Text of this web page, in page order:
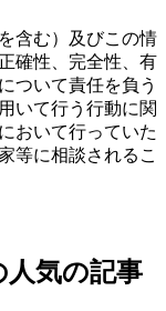
含む）及びこの情
確性、完全性、有
ついて責任を負う
いて行う行動に関
おいて行っていた
等に相談されるこ
人気の記事